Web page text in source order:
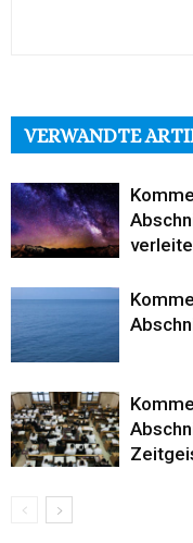
VERWANDTE